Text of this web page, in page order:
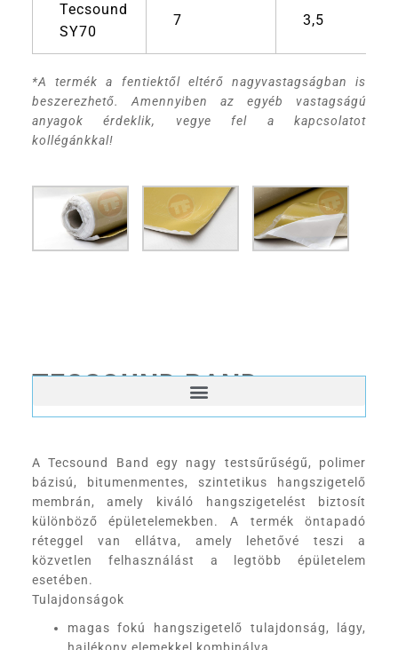
Tecsound
SY70
7 3,5
*A termék a fentiektől eltérő nagyvastagságban is
beszerezhető. Amennyiben az egyéb vastagságú
anyagok érdeklik, vegye fel a kapcsolatot
kollégánkkal!
TECSOUND BAND
A Tecsound Band egy nagy testsűrűségű, polimer
bázisú, bitumenmentes, szintetikus hangszigetelő
membrán, amely kiváló hangszigetelést biztosít
különböző épületelemekben. A termék öntapadó
réteggel van ellátva, amely lehetővé teszi a
közvetlen felhasználást a legtöbb épületelem
esetében.
Tulajdonságok
magas fokú hangszigetelő tulajdonság, lágy,